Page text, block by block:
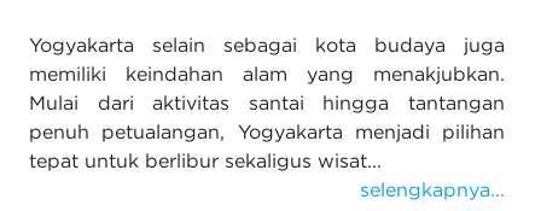
Yogyakarta selain sebagai kota budaya juga
memiliki keindahan alam yang menakjubkan.
Mulai dari aktivitas santai hingga tantangan
penuh petualangan, Yogyakarta menjadi pilihan
tepat untuk berlibur sekaligus wisat...
selengkapnya...